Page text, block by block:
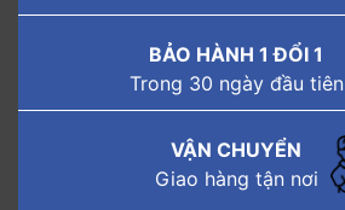
BẢO HÀNH 1 ĐỔI 1
Trong 30 ngày đầu tiên
VẬN CHUYỂN
Giao hàng tận nơi